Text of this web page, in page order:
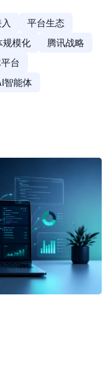
平台生态
规模化
腾讯战略
台
智能体
台